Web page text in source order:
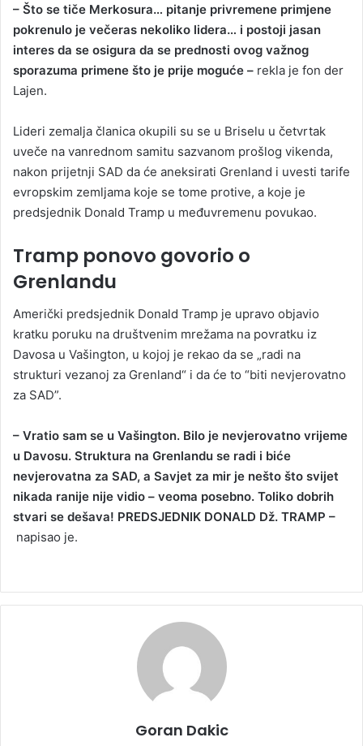
– Što se tiče Merkosura… pitanje privremene primjene
pokrenulo je večeras nekoliko lidera… i postoji jasan
interes da se osigura da se prednosti ovog važnog
sporazuma primene što je prije moguće – rekla je fon der
Lajen.
Lideri zemalja članica okupili su se u Briselu u četvrtak
uveče na vanrednom samitu sazvanom prošlog vikenda,
nakon prijetnji SAD da će aneksirati Grenland i uvesti tarife
evropskim zemljama koje se tome protive, a koje je
predsjednik Donald Tramp u međuvremenu povukao.
Tramp ponovo govorio o
Grenlandu
Američki predsjednik Donald Tramp je upravo objavio
kratku poruku na društvenim mrežama na povratku iz
Davosa u Vašington, u kojoj je rekao da se „radi na
strukturi vezanoj za Grenland“ i da će to “biti nevjerovatno
za SAD”.
– Vratio sam se u Vašington. Bilo je nevjerovatno vrijeme
u Davosu. Struktura na Grenlandu se radi i biće
nevjerovatna za SAD, a Savjet za mir je nešto što svijet
nikada ranije nije vidio – veoma posebno. Toliko dobrih
stvari se dešava! PREDSJEDNIK DONALD Dž. TRAMP –
napisao je.
Goran Dakic